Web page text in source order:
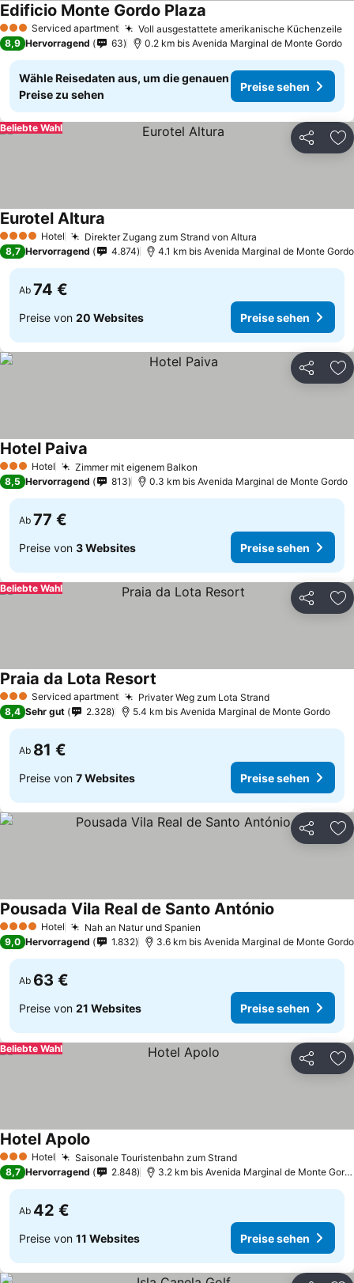
3 SterneServiced apartment Voll ausgestattete amerikanische Küchenzeile
Edificio Monte Gordo Plaza
8,9 Hervorragend 63 0.2 km bis Avenida Marginal de Monte Gordo
Wähle Reisedaten aus, um die genauen
Preise zu sehen
Preise sehen
Teilen
Beliebte Wahl
4 Sterne Hotel Direkter Zugang zum Strand von Altura
Eurotel Altura
8,7 Hervorragend 4.874 4.1 km bis Avenida Marginal de Monte Gordo
Ab 74 €
Preise von 20 Websites Preise sehen
Teilen
3 SterneHotel Zimmer mit eigenem Balkon
Hotel Paiva
8,5 Hervorragend 813 0.3 km bis Avenida Marginal de Monte Gordo
Ab 77 €
Preise von 3 Websites Preise sehen
Teilen
Beliebte Wahl
3 SterneServiced apartment Privater Weg zum Lota Strand
Praia da Lota Resort
8,4 Sehr gut 2.328 5.4 km bis Avenida Marginal de Monte Gordo
Ab 81 €
Preise von 7 Websites Preise sehen
Teilen
4 Sterne Hotel Nah an Natur und Spanien
Pousada Vila Real de Santo António
9,0 Hervorragend 1.832 3.6 km bis Avenida Marginal de Monte Gordo
Ab 63 €
Preise von 21 Websites Preise sehen
Teilen
Beliebte Wahl
3 SterneHotel Saisonale Touristenbahn zum Strand
Hotel Apolo
8,7 Hervorragend 2.848 3.2 km bis Avenida Marginal de Monte Gordo
Ab 42 €
Preise von 11 Websites Preise sehen